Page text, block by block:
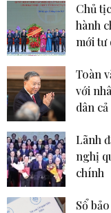
Chủ
hành
mới tư
Toàn
với
dân
Lãnh
nghị
chính
Sổ